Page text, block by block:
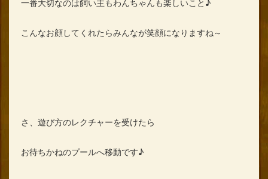
こんなお顔してくれたらみんなが笑顔になりますね～
さ、遊び方のレクチャーを受けたら
お待ちかねのプールへ移動です♪